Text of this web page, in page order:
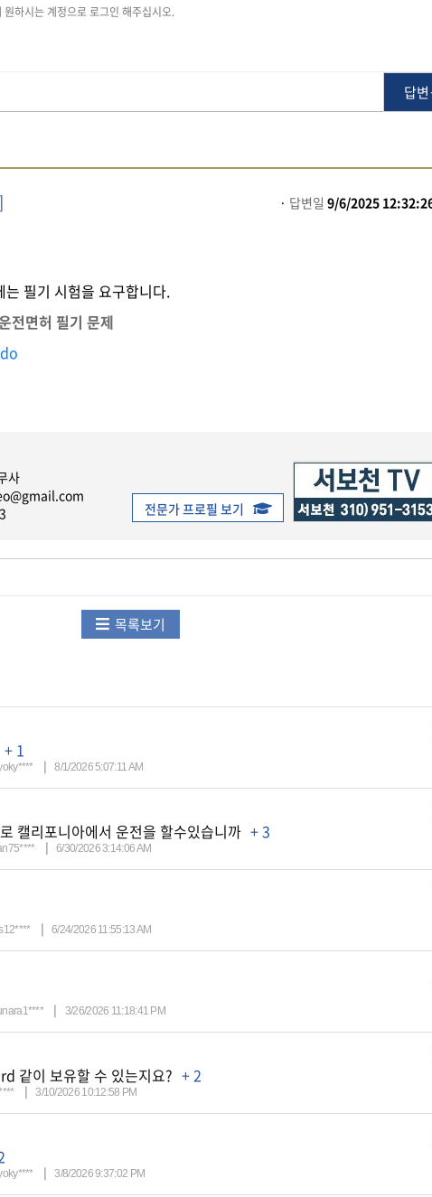
답변
답변일 9/6/2025
필기 시험을 요구합니다.
전면허 필기 문제
사
전문가 프로필 보기
목록보기
+ 1
8/1/2026 5:07:11 AM
캘리포니아에서 운전을 할수있습니까 + 3
6/30/2026 3:14:06 AM
6/24/2026 11:55:13 AM
3/26/2026 11:18:41 PM
같이 보유할 수 있는지요? + 2
3/10/2026 10:12:58 PM
3/8/2026 9:37:02 PM